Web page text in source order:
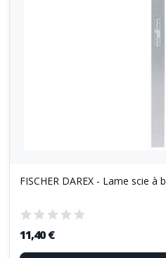
FISCHER DAREX - Lame scie à
11,40 €